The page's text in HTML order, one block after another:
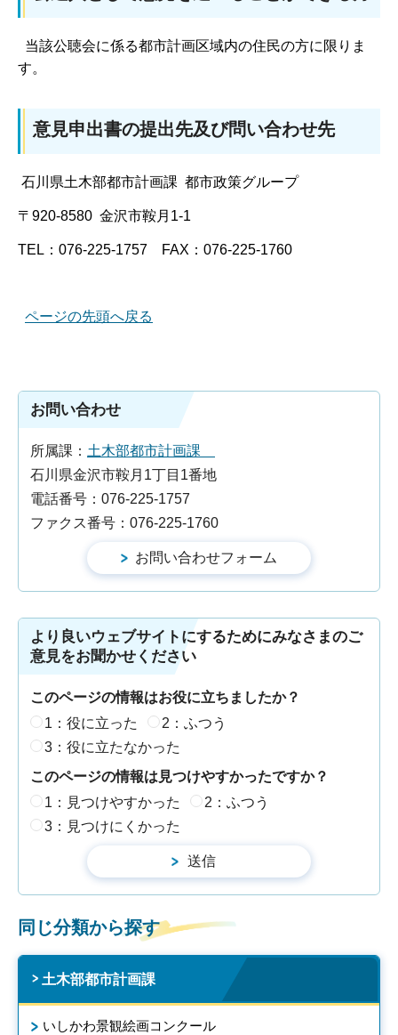
当該公聴会に係る都市計画区域内の住民の方に限りま
す。
意見申出書の提出先及び問い合わせ先
石川県土木部都市計画課 都市政策グループ
〒920-8580 金沢市鞍月1-1
TEL：076-225-1757 FAX：076-225-1760
ページの先頭へ戻る
お問い合わせ
所属課： 土木部都市計画課
石川県金沢市鞍月1丁目1番地
電話番号：076-225-1757
ファクス番号：076-225-1760
より良いウェブサイトにするためにみなさまのご
意見をお聞かせください
このページの情報はお役に立ちましたか？
1：役に立った
2：ふつう
3：役に立たなかった
このページの情報は見つけやすかったですか？
1：見つけやすかった
2：ふつう
3：見つけにくかった
同じ分類から探す
土木部都市計画課
いしかわ景観絵画コンクール